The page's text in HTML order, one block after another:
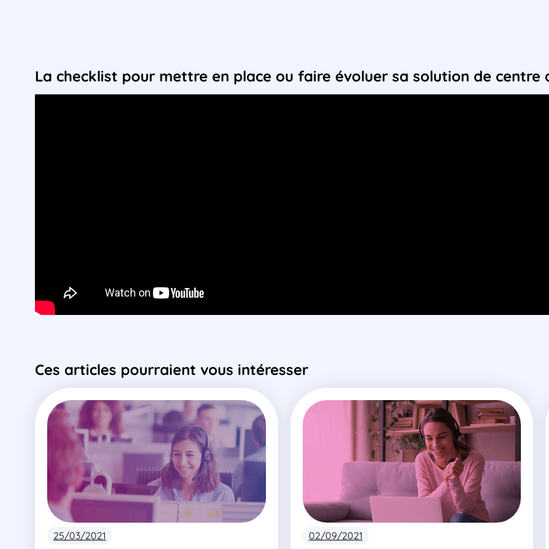
La checklist pour mettre en place ou faire évoluer sa solution de centre
Ces articles pourraient vous intéresser
25/03/2021 02/09/2021